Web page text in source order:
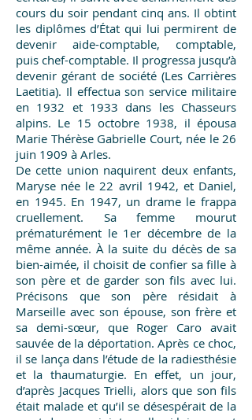
cours du soir pendant cinq ans. Il obtint
les diplômes d’État qui lui permirent de
devenir aide-comptable, comptable,
puis chef-comptable. Il progressa jusqu’à
devenir gérant de société (Les Carrières
Laetitia). Il effectua son service militaire
en 1932 et 1933 dans les Chasseurs
alpins. Le 15 octobre 1938, il épousa
Marie Thérèse Gabrielle Court, née le 26
juin 1909 à Arles.
De cette union naquirent deux enfants,
Maryse née le 22 avril 1942, et Daniel,
en 1945. En 1947, un drame le frappa
cruellement. Sa femme mourut
prématurément le 1er décembre de la
même année. À la suite du décès de sa
bien-aimée, il choisit de confier sa fille à
son père et de garder son fils avec lui.
Précisons que son père résidait à
Marseille avec son épouse, son frère et
sa demi-sœur, que Roger Caro avait
sauvée de la déportation. Après ce choc,
il se lança dans l’étude de la radiesthésie
et la thaumaturgie. En effet, un jour,
d’après Jacques Trielli, alors que son fils
était malade et qu’il se désespérait de la